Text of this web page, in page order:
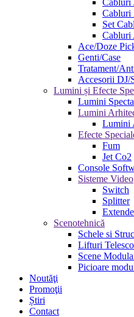
Cabluri
Cabluri
Set
Cabluri
Ace/Doze
Genti/Case
Tratament/
Accesorii DJ/
Lumini și Efecte
Lumini
Lumini
Lumini
Efecte
Fum
Jet Co2
Console
Sisteme Video
Switch
Splitter
Scenotehnică
Schele si
Lifturi
Scene
Picioare
Noutăţi
Promoţii
Știri
Contact